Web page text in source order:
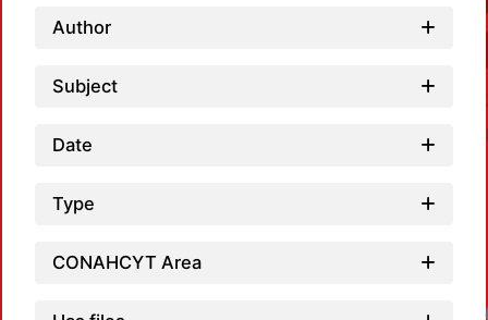
Author
Subject
Date
Type
CONAHCYT Area